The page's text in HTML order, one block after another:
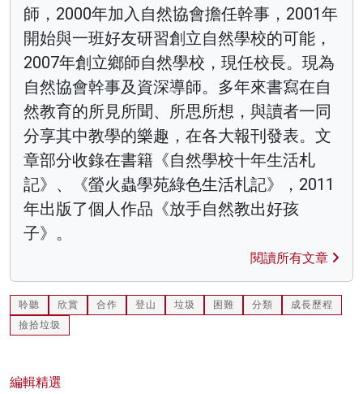
師，2000年加入自然協會擔任幹事，2001年
開始與一班好友研習創立自然學校的可能，
2007年創立鄉師自然學校，現任校長。現為
自然協會幹事及資深導師。多年來書寫在自
然教育的所見所聞、所思所想，與讀者一同
分享其中教學的樂趣，在各大報刊發表。文
章部分收錄在書籍《自然學校十年生活札
記》、《螢火蟲學苑綠色生活札記》，2011
年出版了個人作品《放手自然教出好孩
子》。
閱讀所有文章
聆聽 欣賞 合作 登山 垃圾 困難 分類
成長歷程
撿拾垃圾
編輯精選